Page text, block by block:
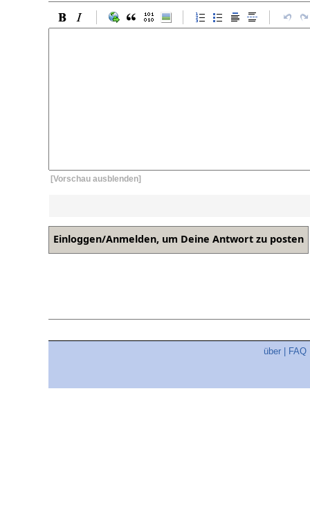
[Vorschau ausblenden]
über FAQ